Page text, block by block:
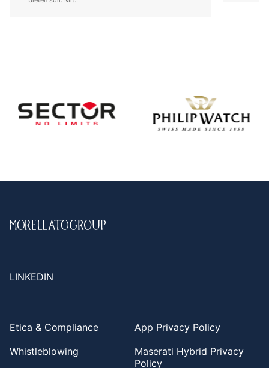
LINKEDIN
Etica & Compliance
App Privacy Policy
Whistleblowing
Maserati Hybrid Privacy
Policy